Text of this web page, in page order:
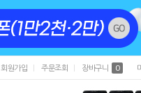
회원가입 주문조회 장바구니 0